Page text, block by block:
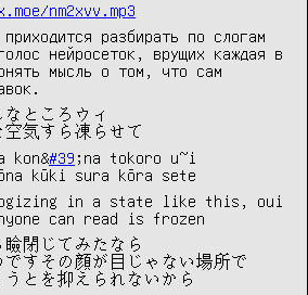
nm2xvv.mp3
разбирать по слогам
нейросеток, врущих каждая в
мысль о том, что сам
ところウィ
気すら凍らせて
kon&#39 ;na tokoro u~i
kūki sura kōra sete
in a state like this, oui
can read is frozen
閉じてみたなら
すその顔が目じゃない場所で
とを抑えられないから